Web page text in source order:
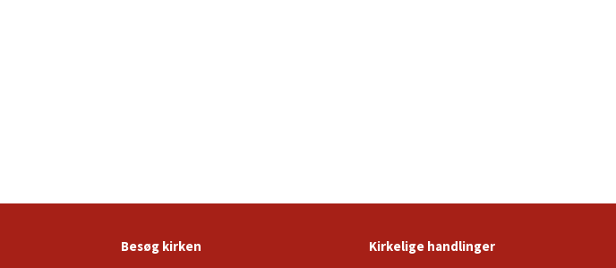
Besøg kirken Kirkelige handlinger